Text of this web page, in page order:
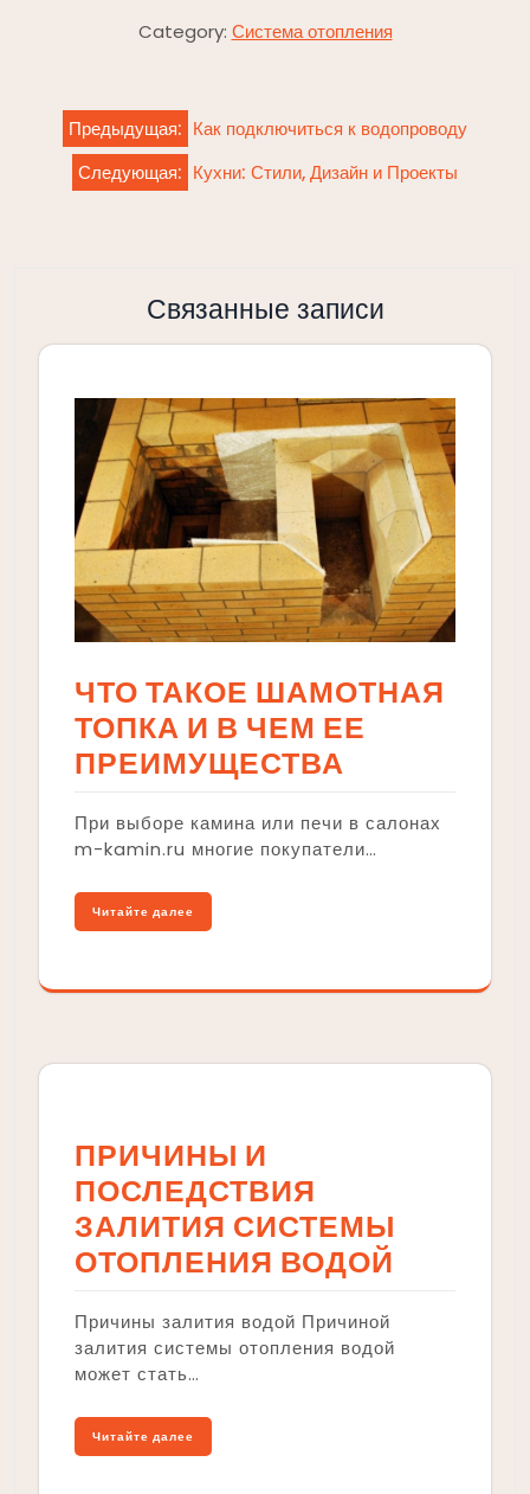
Category: Система отопления
Навигация
записям
Предыдущая: Как подключиться к водопроводу
Следующая: Кухни: Стили, Дизайн и Проекты
Связанные записи
ЧТО ТАКОЕ ШАМОТНАЯ
ТОПКА И В ЧЕМ ЕЕ
ПРЕИМУЩЕСТВА
При выборе камина или печи в салонах
m-kamin.ru многие покупатели…
Читайте далее
ПРИЧИНЫ И
ПОСЛЕДСТВИЯ
ЗАЛИТИЯ СИСТЕМЫ
ОТОПЛЕНИЯ ВОДОЙ
Причины залития водой Причиной
залития системы отопления водой
может стать…
Читайте далее